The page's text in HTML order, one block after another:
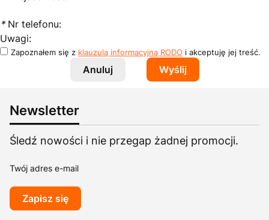
*Nr telefonu:
Uwagi:
Zapoznałem się z klauzulą informacyjną RODO i akceptuję jej treść.
Anuluj Wyślij
Newsletter
Śledź nowości i nie przegap żadnej promocji.
Twój adres e-mail
Zapisz się